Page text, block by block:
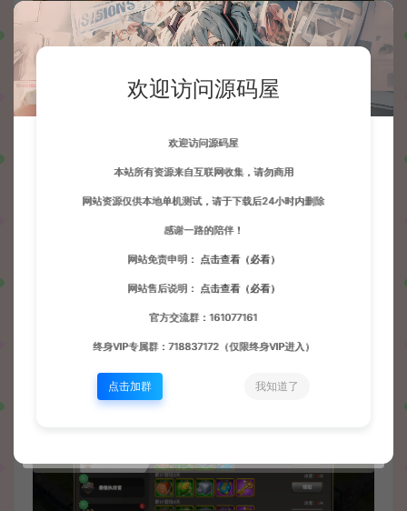
欢迎访问源码屋
欢迎访问源码屋
本站所有资源来自互联网收集，请勿商用
网站资源仅供本地单机测试，请于下载后24小时内删除
感谢一路的陪伴！
网站免责申明： 点击查看（必看）
网站售后说明： 点击查看（必看）
官方交流群：161077161
终身VIP专属群：718837172（仅限终身VIP进入）
点击加群 我知道了